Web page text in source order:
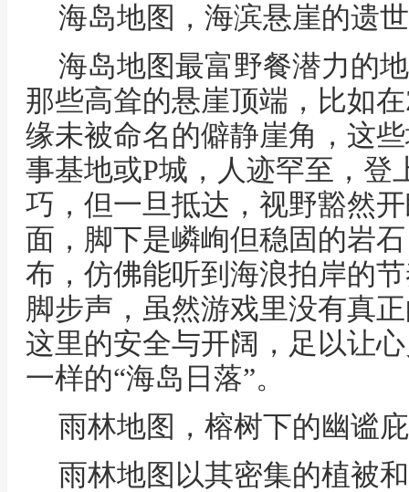
海岛地图，海滨悬崖的遗
海岛地图最富野餐潜力的
那些高耸的悬崖顶端，比如
缘未被命名的僻静崖角，这
事基地或P城，人迹罕至，登
巧，但一旦抵达，视野豁然
面，脚下是嶙峋但稳固的岩
布，仿佛能听到海浪拍岸的
脚步声，虽然游戏里没有真
这里的安全与开阔，足以让
一样的“海岛日落”。
雨林地图，榕树下的幽谧
雨林地图以其密集的植被